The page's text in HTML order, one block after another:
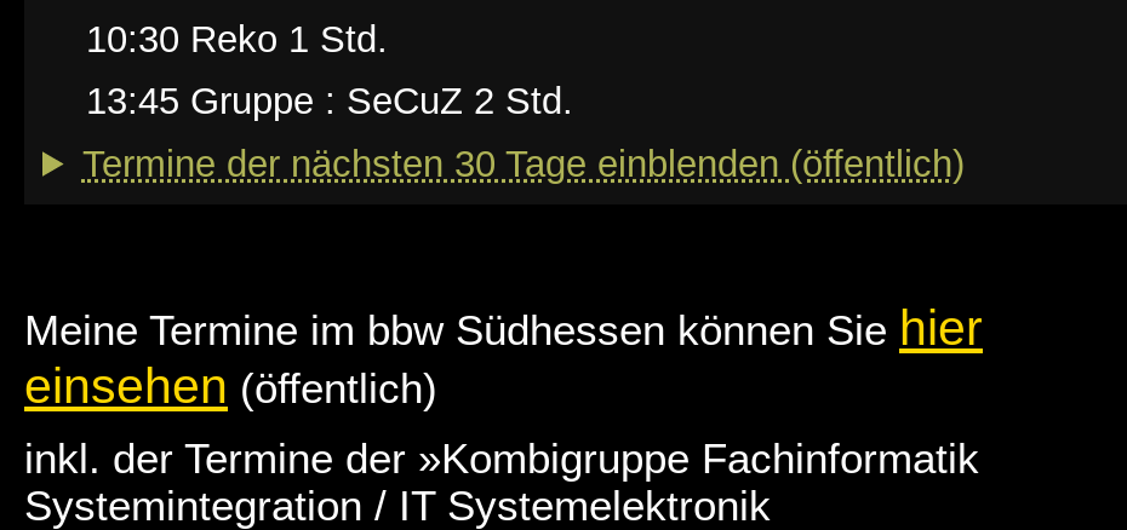
10:30 Reko 1 Std.
13:45 Gruppe : SeCuZ 2 Std.
Termine der nächsten 30 Tage einblenden (öffentlich)
Meine Termine im bbw Südhessen können Sie hier
einsehen (öffentlich)
inkl. der Termine der »Kombigruppe Fachinformatik
Systemintegration / IT Systemelektronik